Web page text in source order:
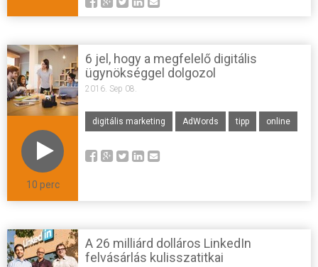
10 perc
6 jel, hogy a megfelelő digitális
ügynökséggel dolgozol
2016. Sep 08.
digitális marketing AdWords tipp online
A 26 milliárd dolláros LinkedIn
felvásárlás kulisszatitkai